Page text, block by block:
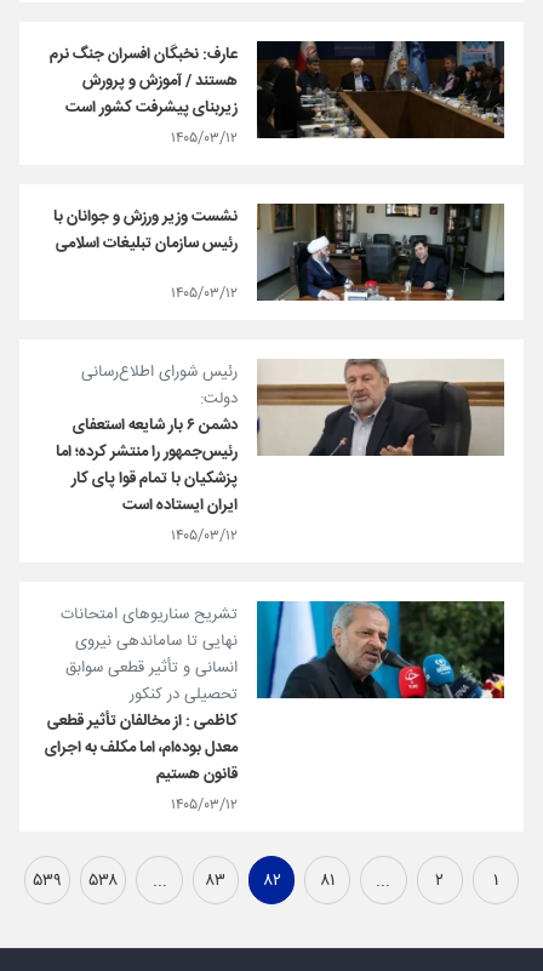
عارف: نخبگان افسران جنگ نرم
هستند / آموزش و پرورش
زیربنای پیشرفت کشور است
۱۴۰۵/۰۳/۱۲
نشست وزیر ورزش و جوانان با
رئیس سازمان تبلیغات اسلامی
۱۴۰۵/۰۳/۱۲
رئیس شورای اطلاع‌رسانی
دولت:
دشمن ۶ بار شایعه استعفای
رئیس‌جمهور را منتشر کرده؛ اما
پزشکیان با تمام قوا پای کار
ایران ایستاده است
۱۴۰۵/۰۳/۱۲
تشریح سناریوهای امتحانات
نهایی تا ساماندهی نیروی
انسانی و تأثیر قطعی سوابق
تحصیلی در کنکور
کاظمی : از مخالفان تأثیر قطعی
معدل بوده‌ام، اما مکلف به اجرای
قانون هستیم
۱۴۰۵/۰۳/۱۲
۱ ۲ ... ۸۱ ۸۲ ۸۳ ... ۵۳۸ ۵۳۹